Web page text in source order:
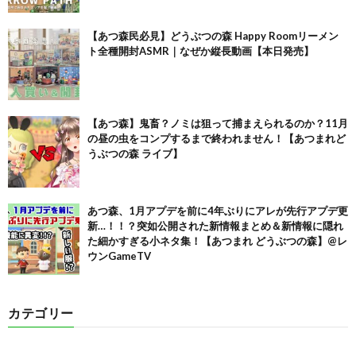
【あつ森民必見】どうぶつの森 Happy Roomリーメン
ト全種開封ASMR｜なぜか縦長動画【本日発売】
【あつ森】鬼畜？ノミは狙って捕まえられるのか？11月
の昼の虫をコンプするまで終われません！【あつまれど
うぶつの森 ライブ】
あつ森、1月アプデを前に4年ぶりにアレが先行アプデ更
新…！！？突如公開された新情報まとめ＆新情報に隠れ
た細かすぎる小ネタ集！【あつまれ どうぶつの森】@レ
ウンGameTV
カテゴリー